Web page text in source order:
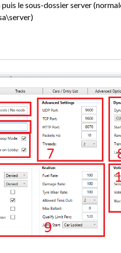
le sous-dossier server